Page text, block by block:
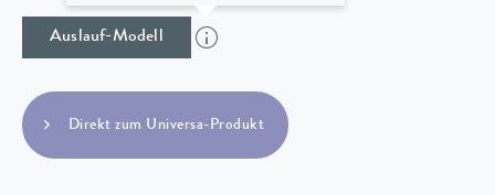
Auslauf-Modell
Direkt zum Universa-Produkt